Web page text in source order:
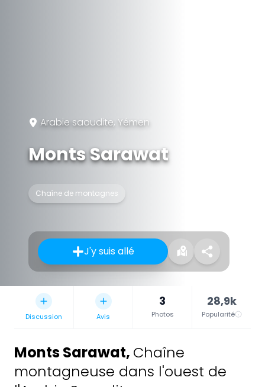
Arabie saoudite, Yémen
Monts Sarawat
Chaîne de montagnes
J'y suis allé
Discussion Avis
3
Photos
28,9k
Popularité
Monts Sarawat, Chaîne
montagneuse dans l'ouest de